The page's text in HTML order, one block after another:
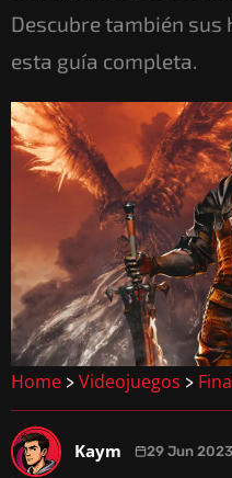
Descubre también sus
esta guía completa.
Home > Videojuegos >
Kaym 29 Jun